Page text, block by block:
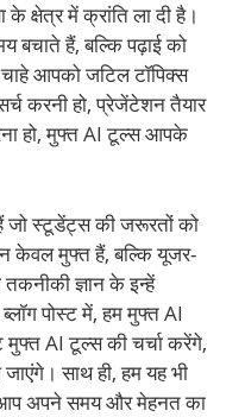
क्षेत्र में क्रांति ला दी है।
बचाते हैं, बल्कि पढ़ाई को
आपको जटिल टॉपिक्स
करनी हो, प्रेजेंटेशन तैयार
हो, मुफ्त AI टूल्स आपके
स्टूडेंट्स की जरूरतों को
केवल मुफ्त हैं, बल्कि यूजर-
ज्ञान के इन्हें
पोस्ट में, हम मुफ्त AI
AI टूल्स की चर्चा करेंगे,
साथ ही, हम यह भी
अपने समय और मेहनत का